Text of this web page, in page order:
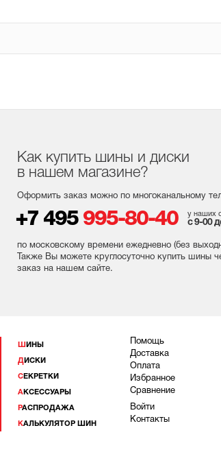
Как купить шины и диски
в нашем магазине?
Оформить заказ можно по многоканальному
+7 495 995-80-40 у наших
с 9-00
по московскому времени ежедневно (без
Также Вы можете круглосуточно купить шины
заказ на нашем сайте.
ШИНЫ
ДИСКИ
СЕКРЕТКИ
АКСЕССУАРЫ
РАСПРОДАЖА
КАЛЬКУЛЯТОР ШИН
Помощь
Доставка
Оплата
Избранное
Сравнение
Войти
Контакты